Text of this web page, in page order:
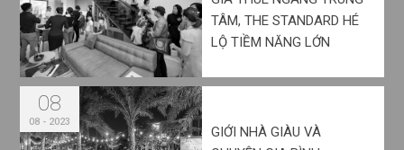
TÂM, THE STANDARD HÉ
LỘ TIỀM NĂNG LỚN
08
08 - 2023
GIỚI NHÀ GIÀU VÀ